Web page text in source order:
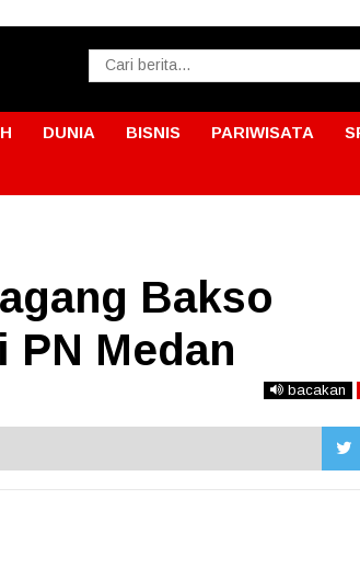
DUNIA BISNIS PARIWISATA
Bakso
Medan
bacakan